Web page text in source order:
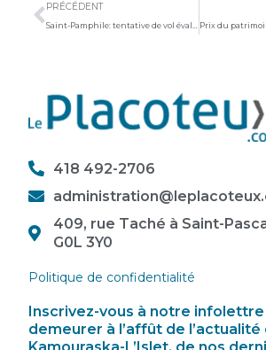
PRÉCÉDENT
418 492-2706
409, rue Taché à Saint-
G0L 3Y0
Politique de confidentialité
Inscrivez-vous à notre
demeurer à l’affût de l’actualité
Kamouraska-L’Islet, de nos